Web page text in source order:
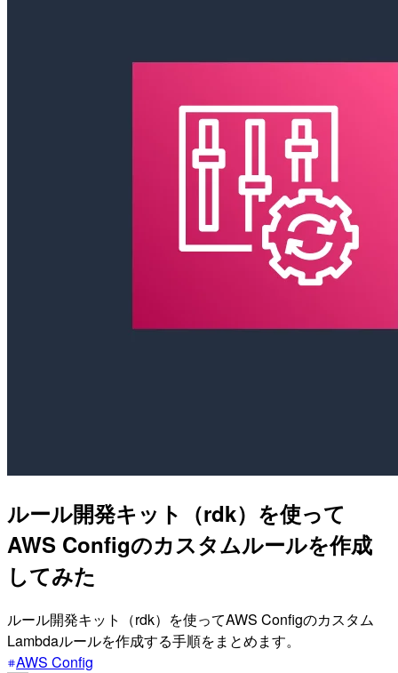
ルール開発キット（rdk）を使って
AWS Configのカスタムルールを作成
してみた
ルール開発キット（rdk）を使ってAWS Configのカスタム
Lambdaルールを作成する手順をまとめます。
AWS Config